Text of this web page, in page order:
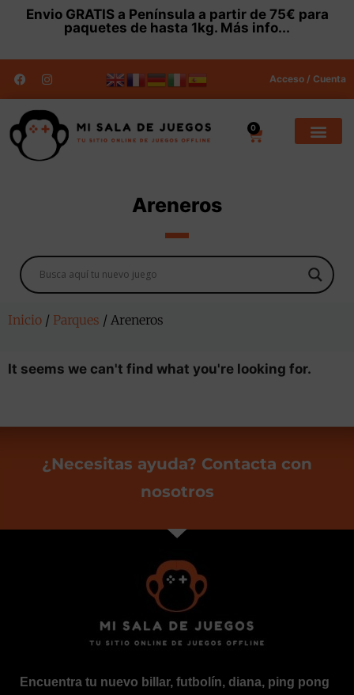
Envio GRATISa Península a partir de 75€ para
paquetes de hasta 1kg. Más info...
Acceso / Cuenta
0
Areneros
Inicio / Parques / Areneros
It seems we can't find what you're looking for.
¿Necesitas ayuda? Contacta con
nosotros
Encuentra tu nuevo billar, futbolín, diana, ping pong